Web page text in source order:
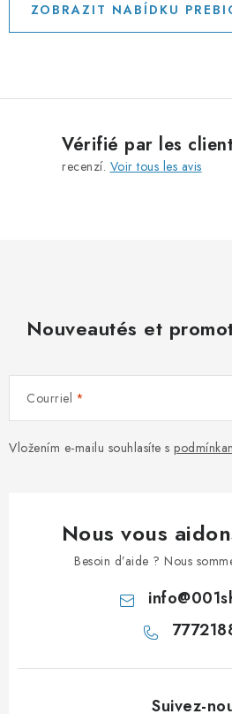
ZOBRAZIT NABÍDKU
Vérifié par les
recenzí. Voir tous les avis
Nouveautés et
Courriel
Vložením e-mailu souhlasíte s
Nous vous
Besoin d’aide ? Nous
info@